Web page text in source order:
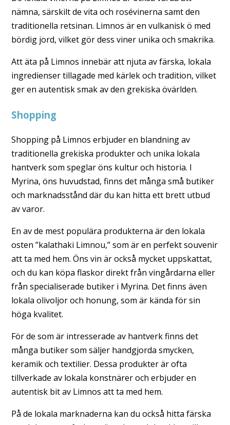
nämna, särskilt de vita och rosévinerna samt den
traditionella retsinan. Limnos är en vulkanisk ö med
bördig jord, vilket gör dess viner unika och smakrika.
Att äta på Limnos innebär att njuta av färska, lokala
ingredienser tillagade med kärlek och tradition, vilket
ger en autentisk smak av den grekiska övärlden.
Shopping
Shopping på Limnos erbjuder en blandning av
traditionella grekiska produkter och unika lokala
hantverk som speglar öns kultur och historia. I
Myrina, öns huvudstad, finns det många små butiker
och marknadsstånd där du kan hitta ett brett utbud
av varor.
En av de mest populära produkterna är den lokala
osten ”kalathaki Limnou,” som är en perfekt souvenir
att ta med hem. Öns vin är också mycket uppskattat,
och du kan köpa flaskor direkt från vingårdarna eller
från specialiserade butiker i Myrina. Det finns även
lokala olivoljor och honung, som är kända för sin
höga kvalitet.
För de som är intresserade av hantverk finns det
många butiker som säljer handgjorda smycken,
keramik och textilier. Dessa produkter är ofta
tillverkade av lokala konstnärer och erbjuder en
autentisk bit av Limnos att ta med hem.
På de lokala marknaderna kan du också hitta färska